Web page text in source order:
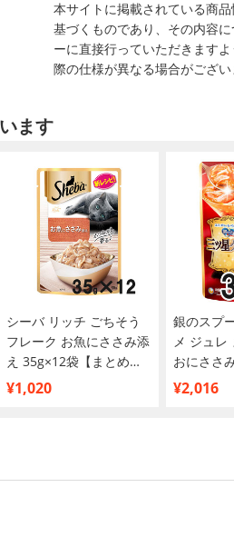
本サイトに掲載されている商
基づくものであり、その内容
ーに直接行っていただきます
際の仕様が異なる場合がござい
ます
シーバ リッチ ごちそう
フレーク お魚にささみ添
え 35g×12袋【まとめ買
い】
¥1,020
銀のスプ
メ ジュレ
おにささ
袋【まと
¥2,016